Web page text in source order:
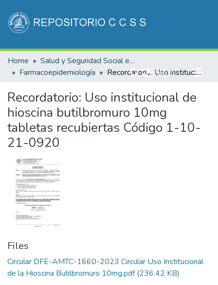
Log In(current)
Communities & Collections
All of DSpace
Home
Salud y Seguridad Social en Costa Rica
Farmacoepidemiología
Recordatorio: Uso institucional de hioscina butilbromuro 10mg tabletas recubiertas Código 1-10-21-0920
Recordatorio: Uso institucional de
hioscina butilbromuro 10mg
tabletas recubiertas Código 1-10-
21-0920
Files
Circular DFE-AMTC-1660-2023 Circular Uso Institucional
de la Hioscina Butilbromuro 10mg.pdf(236.42 KB)